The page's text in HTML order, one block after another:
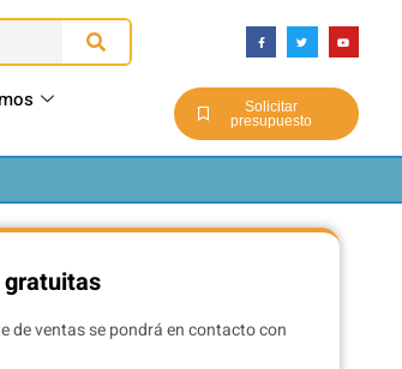
Solicitar
presupuesto
de ventas se pondrá en contacto con